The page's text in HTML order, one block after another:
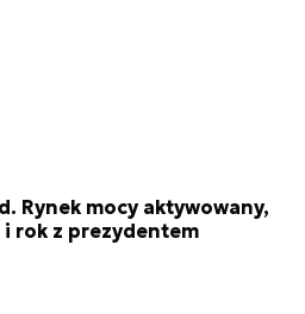
Rynek mocy aktywowany,
rok z prezydentem